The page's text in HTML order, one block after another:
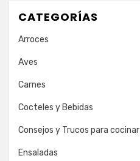
CATEGORÍAS
Arroces
Aves
Carnes
Cocteles y Bebidas
Consejos y Trucos para cocinar
Ensaladas